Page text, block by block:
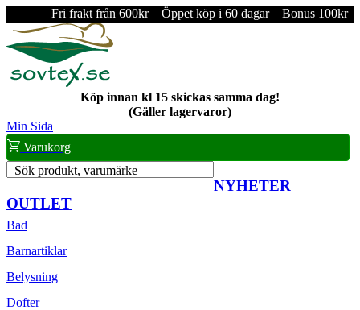
Fri frakt från 600kr Öppet köp i 60 dagar Bonus 100kr
Köp innan kl 15 skickas samma dag!
(Gäller lagervaror)
Min Sida
Varukorg
Sök produkt, varumärke
NYHETER
OUTLET
Bad
Barnartiklar
Belysning
Dofter